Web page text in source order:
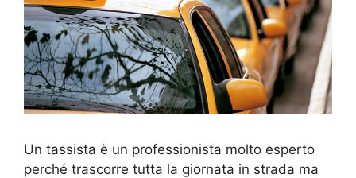
Un tassista è un professionista molto esperto
perché trascorre tutta la giornata in strada ma